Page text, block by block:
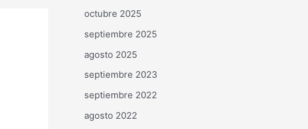
octubre 2025
septiembre 2025
agosto 2025
septiembre 2023
septiembre 2022
agosto 2022